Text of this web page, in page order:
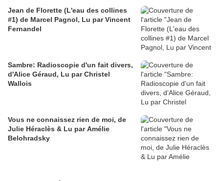
Jean de Florette (L'eau des collines
#1) de Marcel Pagnol, Lu par Vincent
Fernandel
Sambre: Radioscopie d'un fait divers,
d'Alice Géraud, Lu par Christel
Wallois
Vous ne connaissez rien de moi, de
Julie Héraclès & Lu par Amélie
Belohradsky